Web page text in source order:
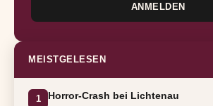
ANMELDEN
MEISTGELESEN
1 Horror-Crash bei Lichtenau